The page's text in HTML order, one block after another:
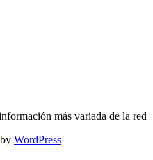
más variada de la red
WordPress